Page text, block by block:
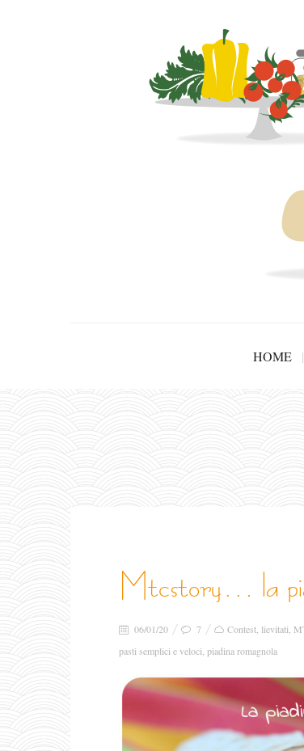
HOME
mtcstory… la
06/01/20 7 Contest lievitati
pasti semplici e veloci piadina romagnola